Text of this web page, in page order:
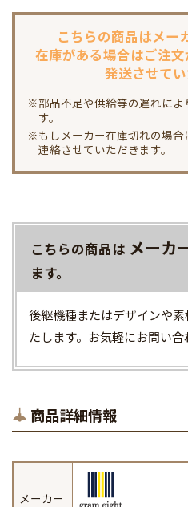
こちらの商品はメー
在庫がある場合はご注
発送させて
※部品不足や供給等の遅れによ
す。
※もしメーカー在庫切れの場
連絡させていただきます。
こちらの商品は メーカ
ます。
後継機種またはデザインや
たします。お気軽にお問い合
商品詳細情報
メーカー